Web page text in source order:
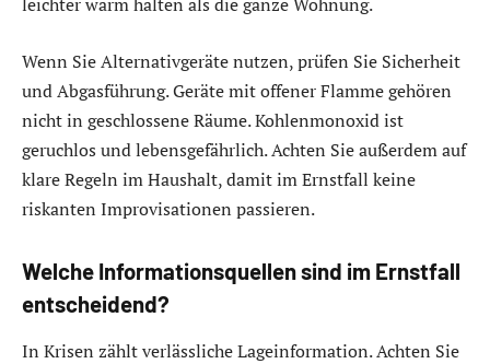
Wenn Sie Alternativgeräte nutzen, prüfen Sie Sicherheit
und Abgasführung. Geräte mit offener Flamme gehören
nicht in geschlossene Räume. Kohlenmonoxid ist
geruchlos und lebensgefährlich. Achten Sie außerdem auf
klare Regeln im Haushalt, damit im Ernstfall keine
riskanten Improvisationen passieren.
Welche Informationsquellen sind im Ernstfall
entscheidend?
In Krisen zählt verlässliche Lageinformation. Achten Sie